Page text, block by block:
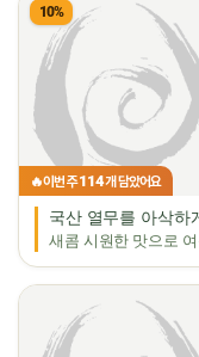
10%
🔥이번 주114개 담았어요
국산 열무를 아삭하
새콤 시원한 맛으로